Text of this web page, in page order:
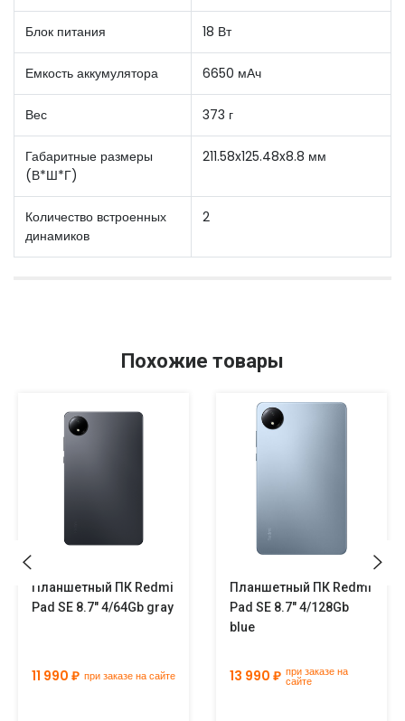
Блок питания 18 Вт
Емкость аккумулятора 6650 мАч
Вес 373 г
Габаритные размеры
(В*Ш*Г)
211.58x125.48x8.8 мм
Количество встроенных
динамиков
2
Похожие товары
Планшетный ПК Redmi
Pad SE 8.7" 4/64Gb gray
11 990 ₽ при заказе на сайте
Планшетный ПК Redmi
Pad SE 8.7" 4/128Gb
blue
13 990 ₽ при заказе на
сайте